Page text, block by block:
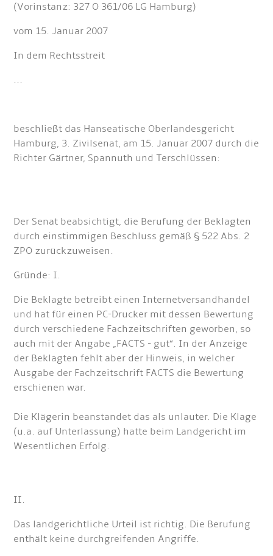
(Vorinstanz: 327 O 361/06 LG Hamburg)
vom 15. Januar 2007
In dem Rechtsstreit
...
beschließt das Hanseatische Oberlandesgericht
Hamburg, 3. Zivilsenat, am 15. Januar 2007 durch die
Richter Gärtner, Spannuth und Terschlüssen:
Der Senat beabsichtigt, die Berufung der Beklagten
durch einstimmigen Beschluss gemäß § 522 Abs. 2
ZPO zurückzuweisen.
Gründe: I.
Die Beklagte betreibt einen Internetversandhandel
und hat für einen PC-Drucker mit dessen Bewertung
durch verschiedene Fachzeitschriften geworben, so
auch mit der Angabe „FACTS - gut“. In der Anzeige
der Beklagten fehlt aber der Hinweis, in welcher
Ausgabe der Fachzeitschrift FACTS die Bewertung
erschienen war.
Die Klägerin beanstandet das als unlauter. Die Klage
(u.a. auf Unterlassung) hatte beim Landgericht im
Wesentlichen Erfolg.
II.
Das landgerichtliche Urteil ist richtig. Die Berufung
enthält keine durchgreifenden Angriffe.